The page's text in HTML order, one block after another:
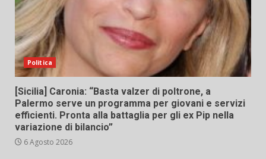
Politica
[Sicilia] Caronia: “Basta valzer di poltrone, a
Palermo serve un programma per giovani e servizi
efficienti. Pronta alla battaglia per gli ex Pip nella
variazione di bilancio”
6 Agosto 2026